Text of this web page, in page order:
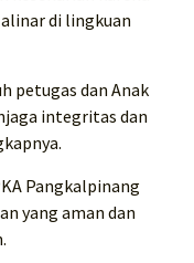
di lingkuan
petugas dan Anak
integritas dan
Pangkalpinang
yang aman dan